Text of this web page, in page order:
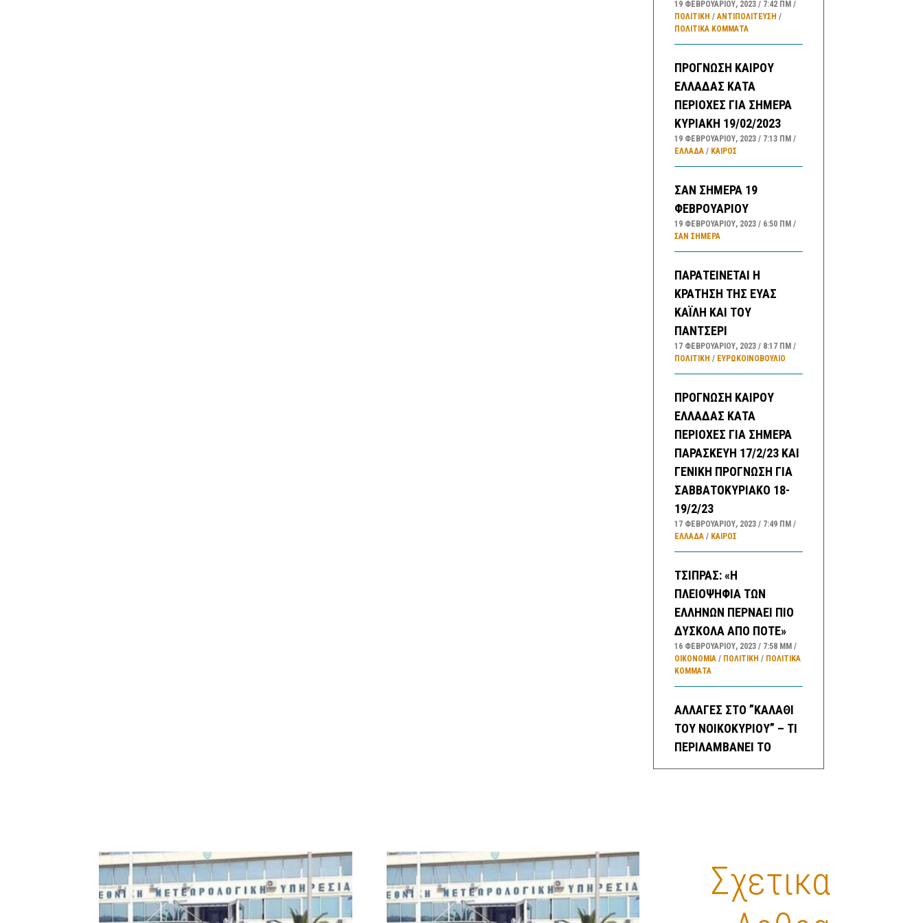
19 ΦΕΒΡΟΥΑΡΊΟΥ, 2023 7:42 ΠΜ
ΠΟΛΙΤΙΚΗ /ΑΝΤΙΠΟΛΊΤΕΥΣΗ /
ΠΟΛΙΤΙΚΆ ΚΌΜΜΑΤΑ
ΠΡΟΓΝΩΣΗ ΚΑΙΡΟΥ
ΕΛΛΑΔΑΣ ΚΑΤΑ
ΠΕΡΙΟΧΕΣ ΓΙΑ ΣΗΜΕΡΑ
ΚΥΡΙΑΚΗ 19/02/2023
19 ΦΕΒΡΟΥΑΡΊΟΥ, 2023 7:13 ΠΜ
ΕΛΛΑΔA/ ΚΑΙΡΌΣ
ΣΑΝ ΣΗΜΕΡΑ 19
ΦΕΒΡΟΥΑΡΙΟΥ
19 ΦΕΒΡΟΥΑΡΊΟΥ, 2023 6:50 ΠΜ
ΣΑΝ ΣΉΜΕΡΑ
ΠΑΡΑΤΕΙΝΕΤΑΙ Η
ΚΡΑΤΗΣΗ ΤΗΣ ΕΥΑΣ
ΚΑΪΛΗ ΚΑΙ ΤΟΥ
ΠΑΝΤΣΕΡΙ
17 ΦΕΒΡΟΥΑΡΊΟΥ, 2023 8:17 ΠΜ
ΠΟΛΙΤΙΚΗ / ΕΥΡΩΚΟΙΝΟΒΟΥΛΙΟ
ΠΡΟΓΝΩΣΗ ΚΑΙΡΟΥ
ΕΛΛΑΔΑΣ ΚΑΤΑ
ΠΕΡΙΟΧΕΣ ΓΙΑ ΣΗΜΕΡΑ
ΠΑΡΑΣΚΕΥΗ 17/2/23 ΚΑΙ
ΓΕΝΙΚΗ ΠΡΟΓΝΩΣΗ ΓΙΑ
ΣΑΒΒΑΤΟΚΥΡΙΑΚΟ 18-
19/2/23
17 ΦΕΒΡΟΥΑΡΊΟΥ, 2023 7:49 ΠΜ
ΕΛΛΑΔA/ ΚΑΙΡΌΣ
ΤΣΙΠΡΑΣ: «Η
ΠΛΕΙΟΨΗΦΙΑ ΤΩΝ
ΕΛΛΗΝΩΝ ΠΕΡΝΑΕΙ ΠΙΟ
ΔΥΣΚΟΛΑ ΑΠΟ ΠΟΤΕ»
16 ΦΕΒΡΟΥΑΡΊΟΥ, 2023 7:58 ΜΜ
ΟΙΚΟΝΟΜΙΑ/ ΠΟΛΙΤΙΚΗ / ΠΟΛΙΤΙΚΆ
ΚΌΜΜΑΤΑ
ΑΛΛΑΓΕΣ ΣΤΟ ”ΚΑΛΑΘΙ
ΤΟΥ ΝΟΙΚΟΚΥΡΙΟΥ” – ΤΙ
ΠΕΡΙΛΑΜΒΑΝΕΙ ΤΟ
“ΣΑΡΑΚΟΣΤΙΑΝΟ
ΕΛΛΑΔΑΣ ΓΙΑ ΚΑΤΑ
ΠΕΡΙΟΧΕΣ ΓΙΑ ΣΗΜΕΡΑ
ΠΕΜΠΤΗ ΚΑΙ ΑΥΡΙΟ
Σχετικα